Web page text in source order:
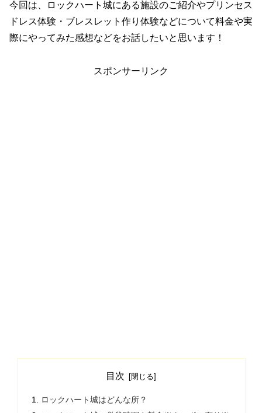
今回は、ロックハート城にある施設のご紹介やプリンセス
ドレス体験・ブレスレット作り体験などについて料金や実
際にやってみた感想などをお話したいと思います！
スポンサーリンク
目次
ロックハート城はどんな所？